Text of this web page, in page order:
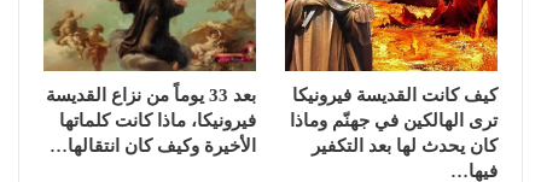
كيف كانت القديسة فيرونيكا
ترى الهالكين في جهنّم وماذا
كان يحدث لها بعد التكفير
فيها…
بعد 33 يوماً من نزاع القديسة
فيرونيكا، ماذا كانت كلماتها
الأخيرة وكيف كان انتقالها…